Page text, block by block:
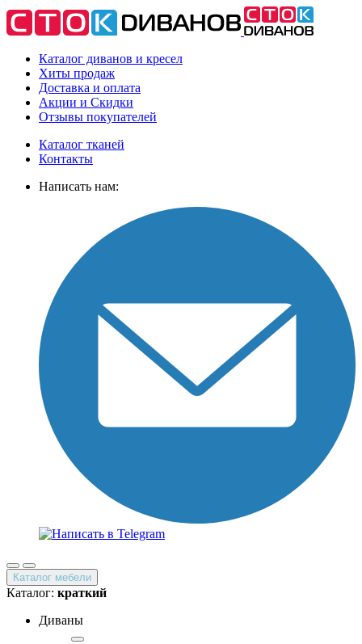
Каталог диванов и кресел
Хиты продаж
Доставка и оплата
Акции и Скидки
Отзывы покупателей
Каталог тканей
Контакты
Написать нам:
Каталог мебели
Каталог: краткий
Диваны